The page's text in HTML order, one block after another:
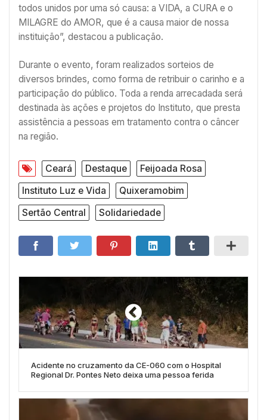
todos unidos por uma só causa: a VIDA, a CURA e o
MILAGRE do AMOR, que é a causa maior de nossa
instituição”, destacou a publicação.
Durante o evento, foram realizados sorteios de
diversos brindes, como forma de retribuir o carinho e a
participação do público. Toda a renda arrecadada será
destinada às ações e projetos do Instituto, que presta
assistência a pessoas em tratamento contra o câncer
na região.
Ceará Destaque
Feijoada Rosa
Instituto Luz e Vida
Quixeramobim
Sertão Central
Solidariedade
Acidente no cruzamento da CE-060 com o Hospital
Regional Dr. Pontes Neto deixa uma pessoa ferida